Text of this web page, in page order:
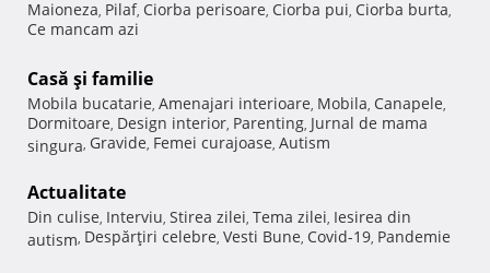
Maioneza, Pilaf, Ciorba perisoare, Ciorba pui, Ciorba burta,
Ce mancam azi
Casă şi familie
Mobila bucatarie, Amenajari interioare, Mobila, Canapele,
Dormitoare, Design interior, Parenting, Jurnal de mama
singura, Gravide, Femei curajoase, Autism
Actualitate
Din culise, Interviu, Stirea zilei, Tema zilei, Iesirea din
autism, Despărţiri celebre, Vesti Bune, Covid-19, Pandemie